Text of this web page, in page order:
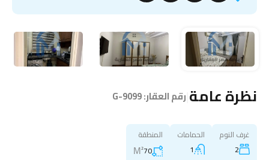
نظرة عامة رقم العقار:G-9099
غرف النوم
2
الحمامات
1
المنطقة
70
M²